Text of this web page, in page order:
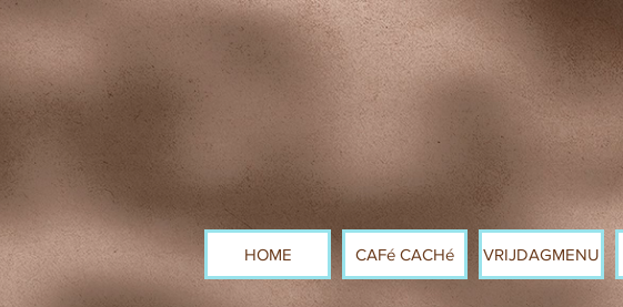
HOME CAFé CACHé VRIJDAGMENU